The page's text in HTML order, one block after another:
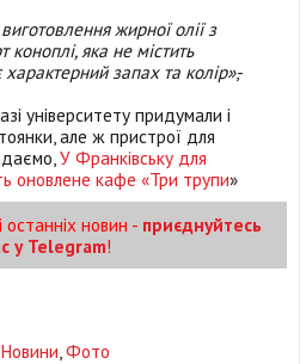
жирної олії з
коноплі, яка не містить
характерний запах та колір»,-
університету придумали і
але ж пристрої для
У Франківську для
оновлене кафе «Три трупи»
новин - приєднуйтесь
у Telegram!
Новини Фото